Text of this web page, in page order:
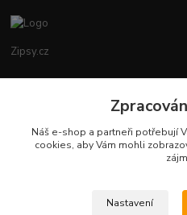
Zipsy.cz
obchod@zipsy.cz
Náš e-shop a partneři potřebují
cookies, aby Vám mohli
Nastavení